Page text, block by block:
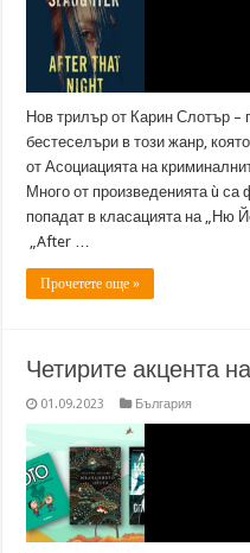
Нов трилър от Карин Слотър –
бестеселъри в този жанр,
от Асоциацията на
Много от произведенията ù
попадат в класацията на „Ню
„After …
Прочетете още »
Четирите акцента
01.09.2023 България